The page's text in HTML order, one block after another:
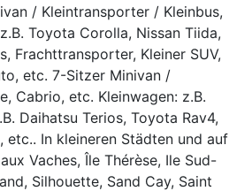
/ Kleintransporter / Kleinbus,
Toyota Corolla, Nissan Tiida,
Frachttransporter, Kleiner SUV,
etc. 7-Sitzer Minivan /
Cabrio, etc. Kleinwagen: z.B.
Daihatsu Terios, Toyota Rav4,
etc.. In kleineren Städten und auf
Vaches, Île Thérèse, Ile Sud-
Silhouette, Sand Cay, Saint